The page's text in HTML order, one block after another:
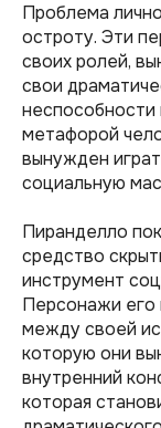
Проблема
остроту. Эти
своих ролей,
свои
неспособности
метафорой
вынужден
социальную
Пиранделло
средство
инструмент
Персонажи его
между своей
которую они
внутренний
которая